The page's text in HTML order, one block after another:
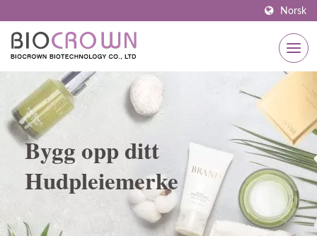
Norsk
Bygg opp ditt
Hudpleiemerke